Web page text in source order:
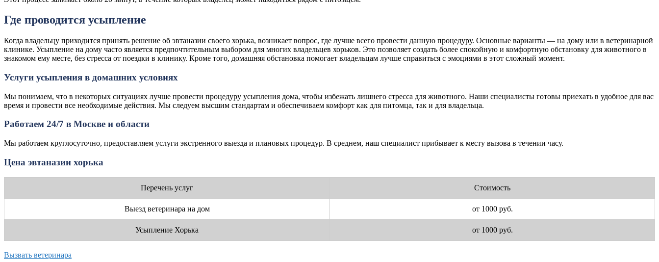
Где проводится усыпление
Когда владельцу приходится принять решение об эвтаназии своего хорька, возникает вопрос, где лучше всего провести данную процедуру. Основные варианты — на дому или в ветеринарной
клинике. Усыпление на дому часто является предпочтительным выбором для многих владельцев хорьков. Это позволяет создать более спокойную и комфортную обстановку для животного в
знакомом ему месте, без стресса от поездки в клинику. Кроме того, домашняя обстановка помогает владельцам лучше справиться с эмоциями в этот сложный момент.
Услуги усыпления в домашних условиях
Мы понимаем, что в некоторых ситуациях лучше провести процедуру усыпления дома, чтобы избежать лишнего стресса для животного. Наши специалисты готовы приехать в удобное для вас
время и провести все необходимые действия. Мы следуем высшим стандартам и обеспечиваем комфорт как для питомца, так и для владельца.
Работаем 24/7 в Москве и области
Мы работаем круглосуточно, предоставляем услуги экстренного выезда и плановых процедур. В среднем, наш специалист прибывает к месту вызова в течении часу.
Цена эвтаназии хорька
Перечень услуг Стоимость
Выезд ветеринара на дом от 1000 руб.
Усыпление Хорька от 1000 руб.
Вызвать ветеринара